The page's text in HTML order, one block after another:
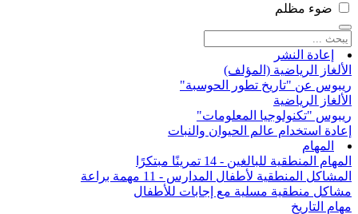
ضوء مظلم
إعادة النشر
الألغاز الرياضية (المؤلف)
ريبوس عن "تاريخ تطور الحوسبة"
الألغاز الرياضية
ريبوس "تكنولوجيا المعلومات"
إعادة استخدام عالم الحيوان والنبات
المهام
المهام المنطقية للبالغين - 14 تمرينًا مبتكرًا
المشاكل المنطقية لأطفال المدارس - 11 مهمة براعة
مشاكل منطقية مسلية مع إجابات للأطفال
مهام التاريخ